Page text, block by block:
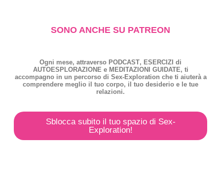
SONO ANCHE SU PATREON
Ogni mese, attraverso PODCAST, ESERCIZI di
AUTOESPLORAZIONE e MEDITAZIONI GUIDATE, ti
accompagno in un percorso di Sex-Exploration che ti aiuterà a
comprendere meglio il tuo corpo, il tuo desiderio e le tue
relazioni.
Sblocca subito il tuo spazio di Sex-
Exploration!